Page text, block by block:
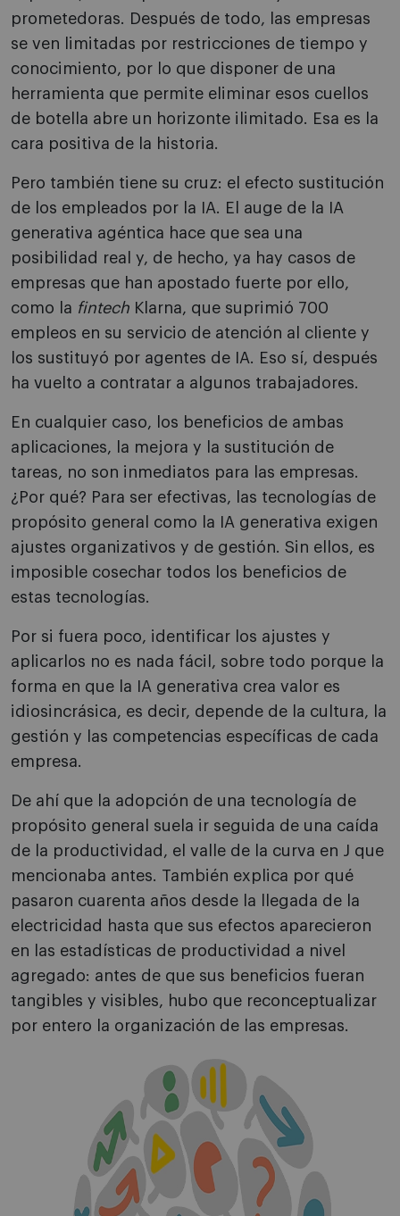
prometedoras. Después de todo, las empresas
se ven limitadas por restricciones de tiempo y
conocimiento, por lo que disponer de una
herramienta que permite eliminar esos cuellos
de botella abre un horizonte ilimitado. Esa es la
cara positiva de la historia.
Pero también tiene su cruz: el efecto sustitución
de los empleados por la IA. El auge de la IA
generativa agéntica hace que sea una
posibilidad real y, de hecho, ya hay casos de
empresas que han apostado fuerte por ello,
como la fintech Klarna, que suprimió 700
empleos en su servicio de atención al cliente y
los sustituyó por agentes de IA. Eso sí, después
ha vuelto a contratar a algunos trabajadores.
En cualquier caso, los beneficios de ambas
aplicaciones, la mejora y la sustitución de
tareas, no son inmediatos para las empresas.
¿Por qué? Para ser efectivas, las tecnologías de
propósito general como la IA generativa exigen
ajustes organizativos y de gestión. Sin ellos, es
imposible cosechar todos los beneficios de
estas tecnologías.
Por si fuera poco, identificar los ajustes y
aplicarlos no es nada fácil, sobre todo porque la
forma en que la IA generativa crea valor es
idiosincrásica, es decir, depende de la cultura, la
gestión y las competencias específicas de cada
empresa.
De ahí que la adopción de una tecnología de
propósito general suela ir seguida de una caída
de la productividad, el valle de la curva en J que
mencionaba antes. También explica por qué
pasaron cuarenta años desde la llegada de la
electricidad hasta que sus efectos aparecieron
en las estadísticas de productividad a nivel
agregado: antes de que sus beneficios fueran
tangibles y visibles, hubo que reconceptualizar
por entero la organización de las empresas.